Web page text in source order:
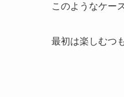
このようなケー
最初は楽しむつ